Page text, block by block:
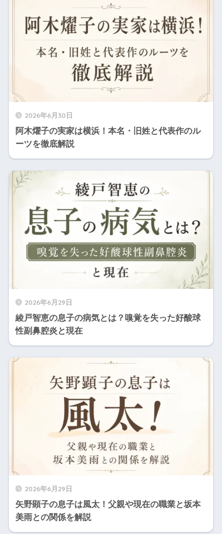
2026年6月30日
阿木燿子の実家は横浜！本名・旧姓と代表作のル
ーツを徹底解説
2026年6月29日
綾戸智恵の息子の病気とは？嗅覚を失った好酸球
性副鼻腔炎と現在
2026年6月29日
矢野顕子の息子は風太！父親や現在の職業と坂本
美雨との関係を解説